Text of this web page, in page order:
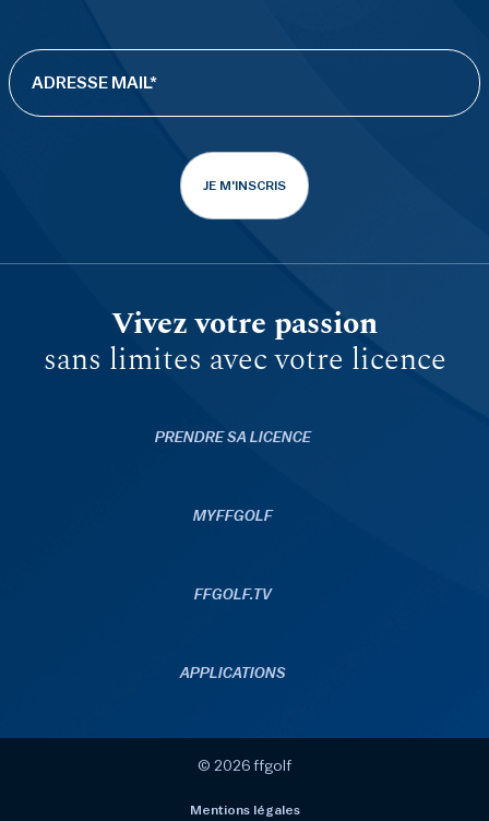
JE M'INSCRIS
Vivez votre passion
sans limites avec votre licence
PRENDRE SA LICENCE
MYFFGOLF
FFGOLF.TV
APPLICATIONS
© 2026 ffgolf
Mentions légales